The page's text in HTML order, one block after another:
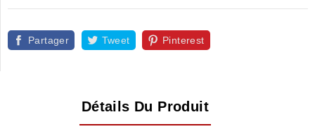
Partager Tweet Pinterest
Détails Du Produit